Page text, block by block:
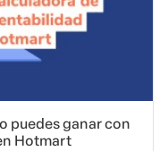
puedes ganar con
Hotmart